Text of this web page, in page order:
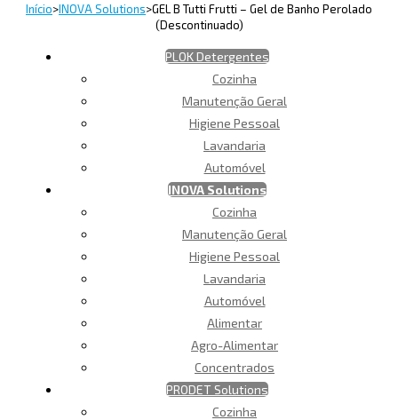
Início>INOVA Solutions>GEL B Tutti Frutti – Gel de Banho Perolado
(Descontinuado)
PLOK Detergentes
Cozinha
Manutenção Geral
Higiene Pessoal
Lavandaria
Automóvel
INOVA Solutions
Cozinha
Manutenção Geral
Higiene Pessoal
Lavandaria
Automóvel
Alimentar
Agro-Alimentar
Concentrados
PRODET Solutions
Cozinha